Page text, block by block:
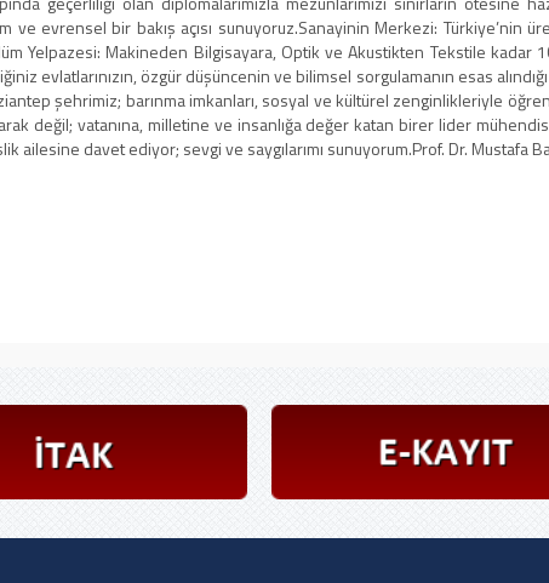
evrensel bir bakış açısı sunuyoruz. ​Sanayinin Merkezi: Türkiye’nin
Yelpazesi: Makineden Bilgisayara, Optik ve Akustikten Tekstile kadar
evlatlarınızın, özgür düşüncenin ve bilimsel sorgulamanın esas
şehrimiz; barınma imkanları, sosyal ve kültürel zenginlikleriyle
değil; vatanına, milletine ve insanlığa değer katan birer lider
ailesine davet ediyor; sevgi ve saygılarımı sunuyorum. ​Prof. Dr. Mustafa